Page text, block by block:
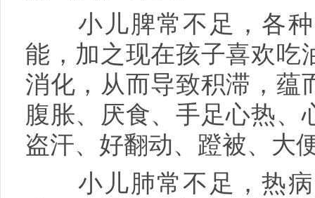
小儿脾常不足，各种
能，加之现在孩子喜欢吃
消化，从而导致积滞，蕴
腹胀、厌食、手足心热、
盗汗、好翻动、蹬被、大
小儿肺常不足，热病